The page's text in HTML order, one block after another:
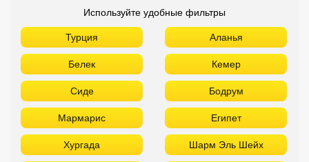
Используйте удобные фильтры
Турция Аланья
Белек Кемер
Сиде Бодрум
Мармарис Египет
Хургада Шарм Эль Шейх